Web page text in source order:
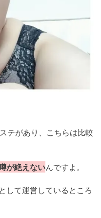
テがあり、こちらは比較
が絶えないんですよ。
して運営しているところ